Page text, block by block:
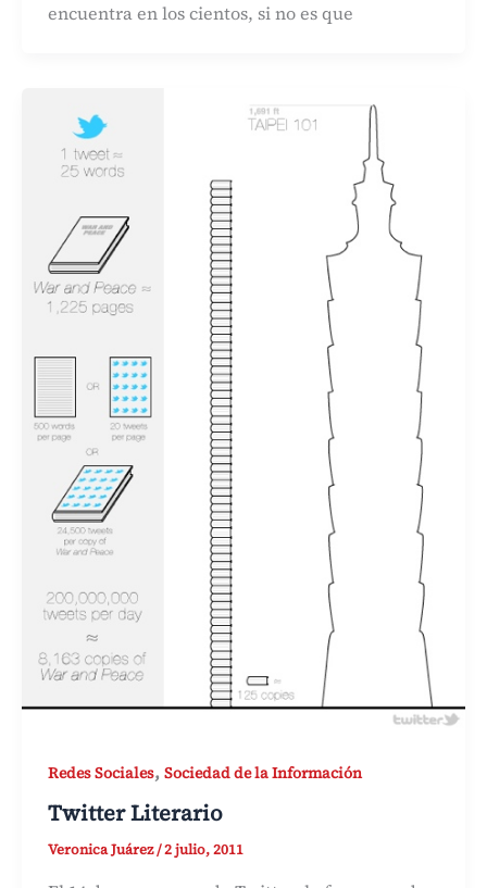
encuentra en los cientos, si no es que
Redes Sociales, Sociedad de la Información
Twitter Literario
Veronica Juárez/2 julio, 2011